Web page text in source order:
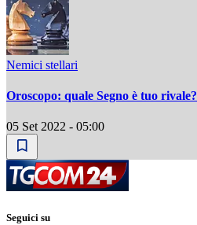
Nemici stellari
Oroscopo: quale Segno è tuo rivale?
05 Set 2022 - 05:00
Seguici su